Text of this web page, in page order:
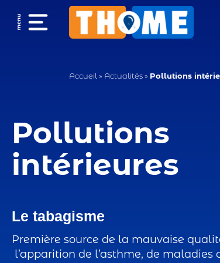
Accueil » Actualités» Pollutions
Pollutions
intérieures
Le tabagisme
Première source de la mauvaise
l’apparition de l’asthme, de